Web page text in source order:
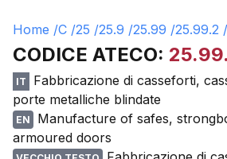
Home /C /25 /25.9 /25.99 /25.99.2 /
CODICE ATECO:
IT
Fabbricazione di casseforti,
porte metalliche blindate
EN
Manufacture of safes,
armoured doors